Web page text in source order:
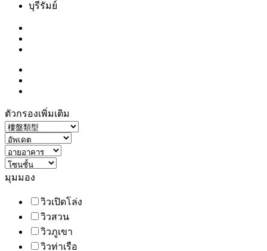
บุรีรัมย์
ตัวกรองเพิ่มเติม
มุมมอง
วิวเปิดโล่ง
วิวสวน
วิวภูเขา
วิวท่าเรือ